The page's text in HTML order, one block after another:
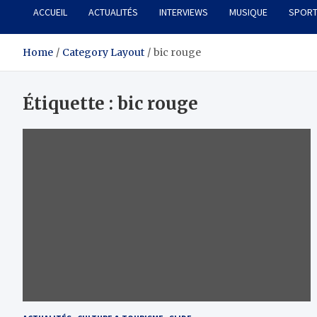
ACCUEIL ACTUALITÉS INTERVIEWS MUSIQUE SPORT
Home Category Layout bic rouge
Étiquette : bic rouge